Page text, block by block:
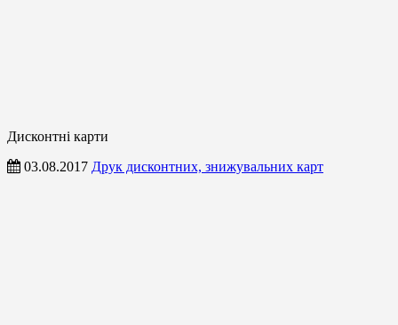
Дисконтні карти
03.08.2017 Друк дисконтних, знижувальних карт